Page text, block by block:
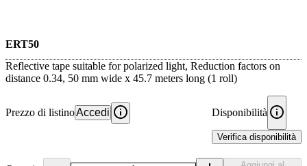
ERT50
Reflective tape suitable for polarized light, Reduction factors on
distance 0.34, 50 mm wide x 45.7 meters long (1 roll)
Prezzo di listinoAccedi Disponibilità
Verifica disponibilità